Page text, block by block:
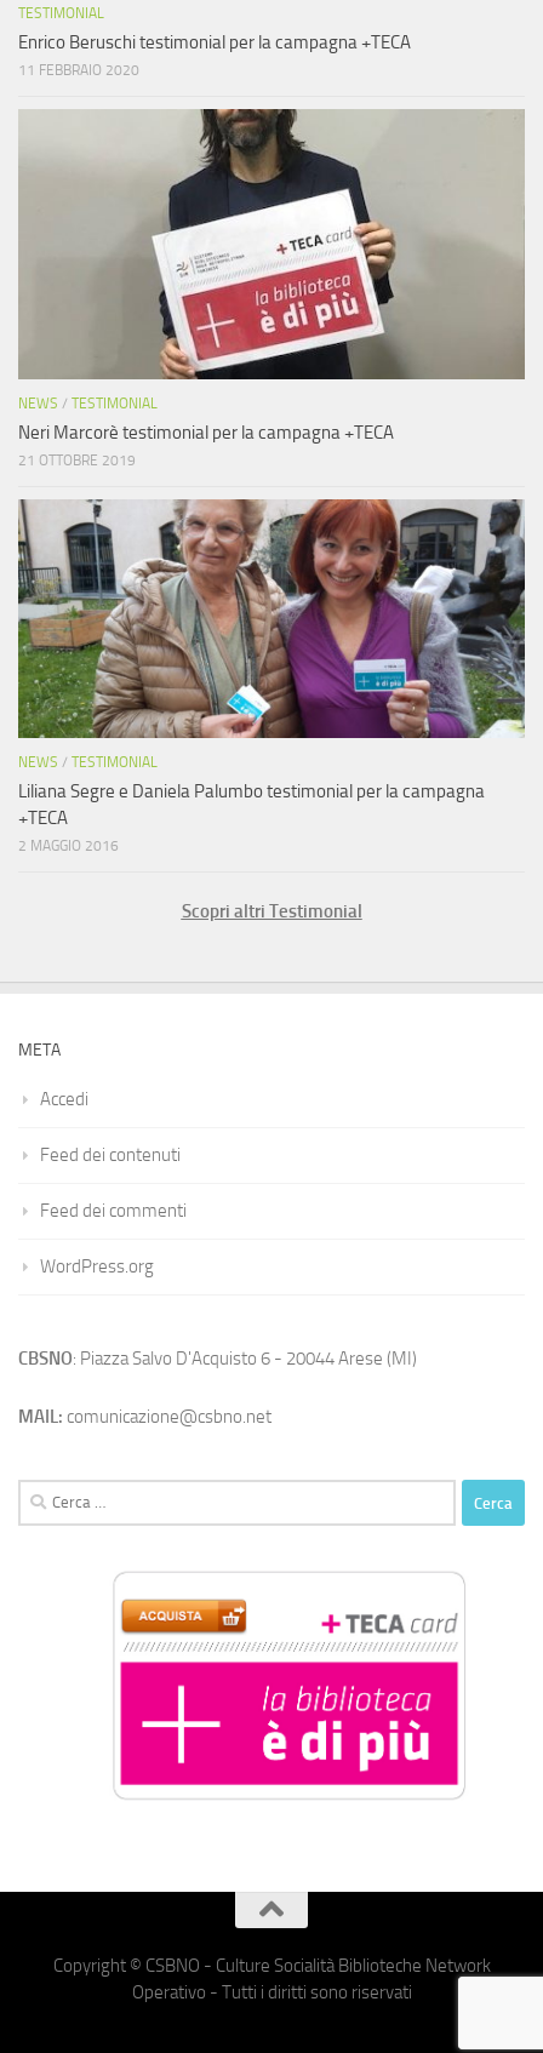
TESTIMONIAL
Enrico Beruschi testimonial per la campagna +TECA
11 FEBBRAIO 2020
NEWS / TESTIMONIAL
Neri Marcorè testimonial per la campagna +TECA
21 OTTOBRE 2019
NEWS / TESTIMONIAL
Liliana Segre e Daniela Palumbo testimonial per la campagna
+TECA
2 MAGGIO 2016
Scopri altri Testimonial
META
Accedi
Feed dei contenuti
Feed dei commenti
WordPress.org
CBSNO: Piazza Salvo D'Acquisto 6 - 20044 Arese (MI)
MAIL: comunicazione@csbno.net
Ricerca
per:
Copyright © CSBNO - Culture Socialità Biblioteche Network
Operativo - Tutti i diritti sono riservati